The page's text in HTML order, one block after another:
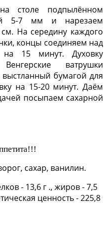
столе подпылённом
5-7 мм и нарезаем
На середину каждого
концы соединяем над
на 15 минут. Духовку
ватрушки
бумагой для
на 15-20 минут. Даём
посыпаем сахарной
сахар, ванилин.
- 13,6 г ., жиров - 7,5
ценность - 225,8